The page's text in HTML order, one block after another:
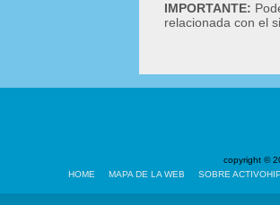
IMPORTANTE:
relacionada con el
copyright ©
HOME
MAPA DE LA WEB SOBRE